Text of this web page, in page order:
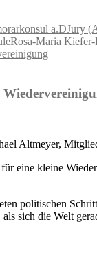
a.DJury
Rosa-Maria Kiefer-
Altmeyer,
eine kleine
politischen
sich die Welt